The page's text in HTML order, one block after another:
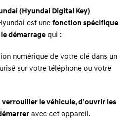
(Hyundai Digital Key)
est une fonction spécifique
le démarrage qui :
numérique de votre clé dans un
sur votre téléphone ou votre
verrouiller le véhicule, d’ouvrir les
avec cet appareil.